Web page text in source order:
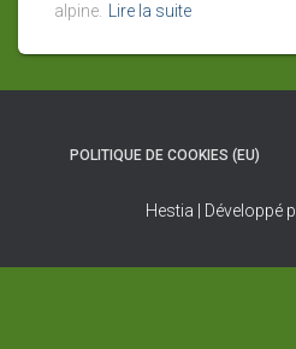
alpine. Lire la suite
POLITIQUE DE COOKIES (EU)
Hestia | Développé